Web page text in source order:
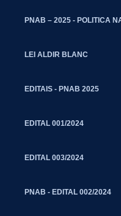
PNAB – 2025 - POLITICA
LEI ALDIR BLANC
EDITAIS - PNAB 2025
EDITAL 001/2024
EDITAL 003/2024
PNAB - EDITAL 002/2024